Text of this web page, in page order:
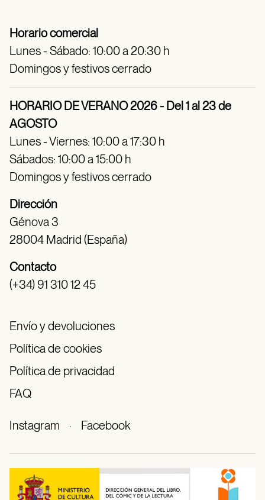
Horario comercial
Lunes - Sábado: 10:00 a 20:30 h
Domingos y festivos cerrado
HORARIO DE VERANO 2026 - Del 1 al 23 de
AGOSTO
Lunes - Viernes: 10:00 a 17:30 h
Sábados: 10:00 a 15:00 h
Domingos y festivos cerrado
Dirección
Génova 3
28004 Madrid (España)
Contacto
(+34) 91 310 12 45
Envío y devoluciones
Política de cookies
Política de privacidad
FAQ
Instagram · Facebook